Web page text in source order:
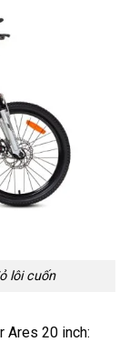
lôi cuốn
Ares 20 inch: